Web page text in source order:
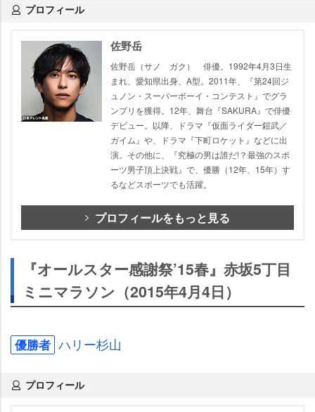
プロフィール
佐野岳
佐野岳（サノ ガク） 俳優。1992年4月3日生
まれ、愛知県出身、A型。2011年、『第24回ジ
ュノン・スーパーボーイ・コンテスト』でグラ
ンプリを獲得。12年、舞台『SAKURA』で俳優
デビュー。以降、ドラマ『仮面ライダー鎧武／
ガイム』や、ドラマ『下町ロケット』などに出
演。その他に、『究極の男は誰だ!？最強のスポ
ーツ男子頂上決戦』で、優勝（12年、15年）す
るなどスポーツでも活躍。
プロフィールをもっと見る
『オールスター感謝祭’15春』赤坂5丁目
ミニマラソン（2015年4月4日）
優勝者 ハリー杉山
プロフィール